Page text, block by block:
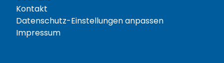
Kontakt
Datenschutz-Einstellungen anpassen
Impressum